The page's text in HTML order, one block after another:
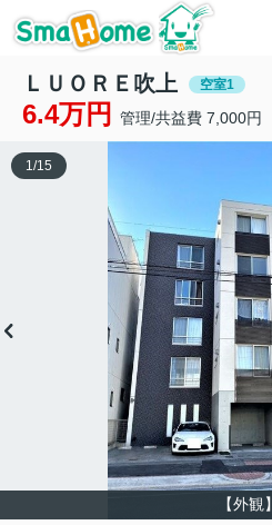
ＬＵＯＲＥ吹上 空室1
6.4万円 管理/共益費 7,000円
【外観】
1/15